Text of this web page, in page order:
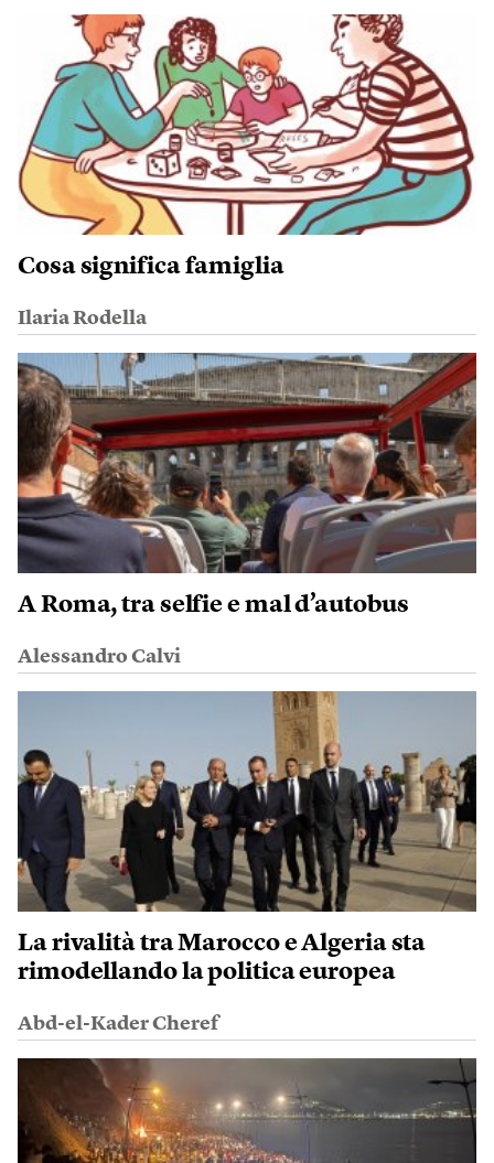
Cosa significa famiglia
Ilaria Rodella
A Roma, tra selfie e mal d’autobus
Alessandro Calvi
La rivalità tra Marocco e Algeria sta
rimodellando la politica europea
Abd-el-Kader Cheref